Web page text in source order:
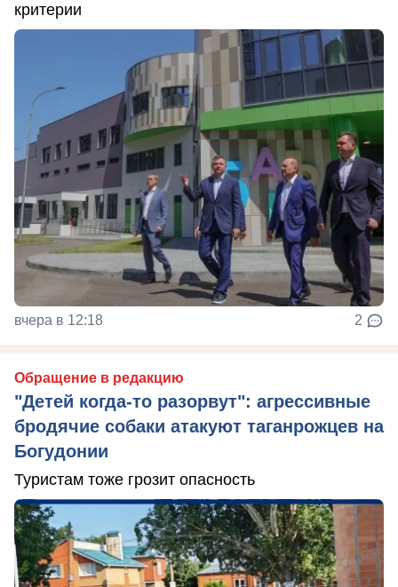
критерии
вчера в 12:18 2
Обращение в редакцию
"Детей когда-то разорвут": агрессивные
бродячие собаки атакуют таганрожцев на
Богудонии
Туристам тоже грозит опасность